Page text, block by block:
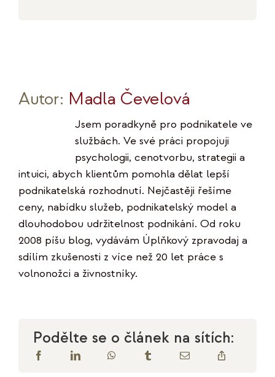
Autor: Madla Čevelová
Jsem poradkyně pro podnikatele ve
službách. Ve své práci propojuji
psychologii, cenotvorbu, strategii a
intuici, abych klientům pomohla dělat lepší
podnikatelská rozhodnutí. Nejčastěji řešíme
ceny, nabídku služeb, podnikatelský model a
dlouhodobou udržitelnost podnikání. Od roku
2008 píšu blog, vydávám Úplňkový zpravodaj a
sdílím zkušenosti z více než 20 let práce s
volnonožci a živnostníky.
Podělte se o článek na sítích: